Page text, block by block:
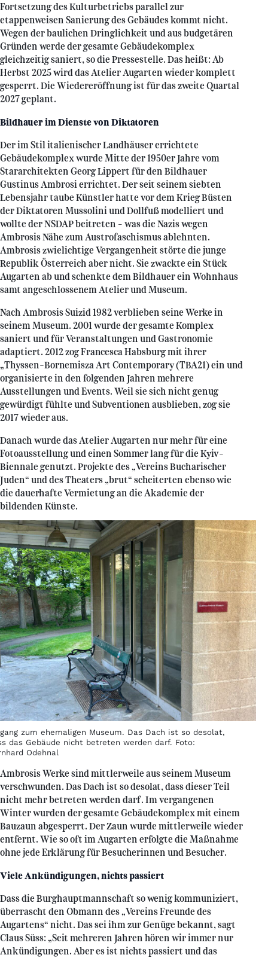
Fortsetzung des Kulturbetriebs parallel zur
etappenweisen Sanierung des Gebäudes kommt nicht.
Wegen der baulichen Dringlichkeit und aus budgetären
Gründen werde der gesamte Gebäudekomplex
gleichzeitig saniert, so die Pressestelle. Das heißt: Ab
Herbst 2025 wird das Atelier Augarten wieder komplett
gesperrt. Die Wiedereröffnung ist für das zweite Quartal
2027 geplant.
Bildhauer im Dienste von Diktatoren
Der im Stil italienischer Landhäuser errichtete
Gebäudekomplex wurde Mitte der 1950er Jahre vom
Stararchitekten Georg Lippert für den Bildhauer
Gustinus Ambrosi errichtet. Der seit seinem siebten
Lebensjahr taube Künstler hatte vor dem Krieg Büsten
der Diktatoren Mussolini und Dollfuß modelliert und
wollte der NSDAP beitreten – was die Nazis wegen
Ambrosis Nähe zum Austrofaschismus ablehnten.
Ambrosis zwielichtige Vergangenheit störte die junge
Republik Österreich aber nicht. Sie zwackte ein Stück
Augarten ab und schenkte dem Bildhauer ein Wohnhaus
samt angeschlossenem Atelier und Museum.
Nach Ambrosis Suizid 1982 verblieben seine Werke in
seinem Museum. 2001 wurde der gesamte Komplex
saniert und für Veranstaltungen und Gastronomie
adaptiert. 2012 zog Francesca Habsburg mit ihrer
„Thyssen-Bornemisza Art Contemporary (TBA21) ein und
organisierte in den folgenden Jahren mehrere
Ausstellungen und Events. Weil sie sich nicht genug
gewürdigt fühlte und Subventionen ausblieben, zog sie
2017 wieder aus.
Danach wurde das Atelier Augarten nur mehr für eine
Fotoausstellung und einen Sommer lang für die Kyiv-
Biennale genutzt. Projekte des „Vereins Bucharischer
Juden“ und des Theaters „brut“ scheiterten ebenso wie
die dauerhafte Vermietung an die Akademie der
bildenden Künste.
zum ehemaligen Museum. Das Dach ist so desolat,
das Gebäude nicht betreten werden darf. Foto:
Odehnal
Ambrosis Werke sind mittlerweile aus seinem Museum
verschwunden. Das Dach ist so desolat, dass dieser Teil
nicht mehr betreten werden darf. Im vergangenen
Winter wurden der gesamte Gebäudekomplex mit einem
Bauzaun abgesperrt. Der Zaun wurde mittlerweile wieder
entfernt. Wie so oft im Augarten erfolgte die Maßnahme
ohne jede Erklärung für Besucherinnen und Besucher.
Viele Ankündigungen, nichts passiert
Dass die Burghauptmannschaft so wenig kommuniziert,
überrascht den Obmann des „Vereins Freunde des
Augartens“ nicht. Das sei ihm zur Genüge bekannt, sagt
Claus Süss: „Seit mehreren Jahren hören wir immer nur
Ankündigungen. Aber es ist nichts passiert und das